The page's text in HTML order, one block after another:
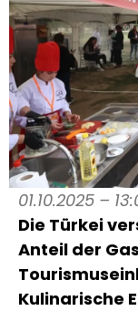
01.10.2025 –
Die Türkei
Anteil der
Kulinarische